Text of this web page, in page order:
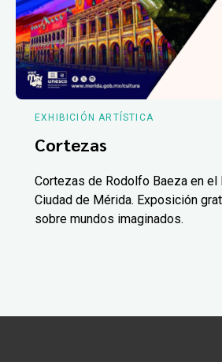
EXHIBICIÓN ARTÍSTICA
Cortezas
Cortezas de Rodolfo Baeza en el
Ciudad de Mérida. Exposición
sobre mundos imaginados.